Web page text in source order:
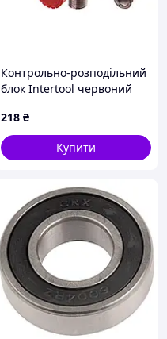
Контрольно-розподільний
блок Intertool червоний
218 ₴
Купити